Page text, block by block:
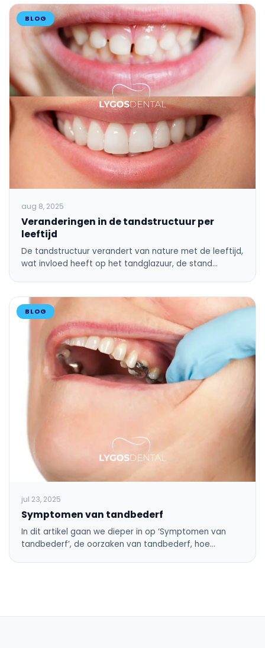
BLOG
aug 8, 2025
Veranderingen in de tandstructuur per
leeftijd
De tandstructuur verandert van nature met de leeftijd,
wat invloed heeft op het tandglazuur, de stand…
BLOG
jul 23, 2025
Symptomen van tandbederf
In dit artikel gaan we dieper in op ‘Symptomen van
tandbederf’, de oorzaken van tandbederf, hoe…